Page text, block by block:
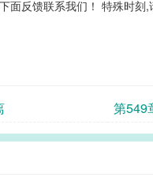
反馈联系我们！ 特殊时刻,
第549